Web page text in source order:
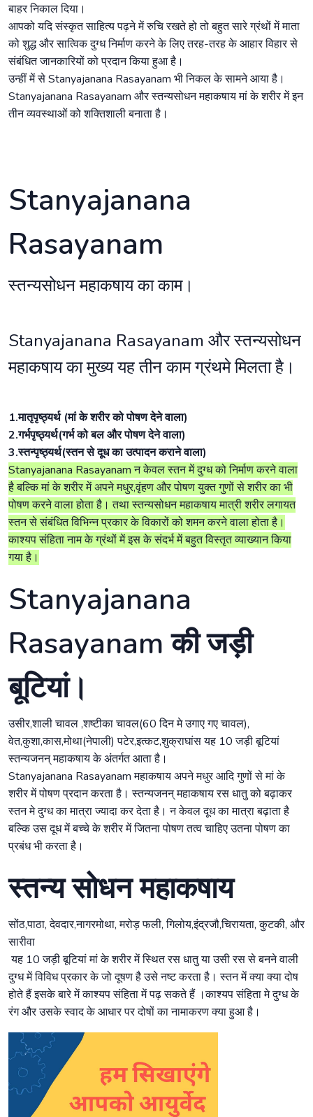
बाहर निकाल दिया।
आपको यदि संस्कृत साहित्य पढ़ने में रुचि रखते हो तो बहुत सारे ग्रंथों में माता
को शुद्ध और सात्विक दुग्ध निर्माण करने के लिए तरह-तरह के आहार विहार से
संबंधित जानकारियों को प्रदान किया हुआ है।
उन्हीं में से Stanyajanana Rasayanam भी निकल के सामने आया है।
Stanyajanana Rasayanam और स्तन्यसोधन महाकषाय मां के शरीर में इन
तीन व्यवस्थाओं को शक्तिशाली बनाता है।
Stanyajanana
Rasayanam
स्तन्यसोधन महाकषाय का काम।
Stanyajanana Rasayanam और स्तन्यसोधन
महाकषाय का मुख्य यह तीन काम ग्रंथमे मिलता है।
1.मातृपृष्ठ्यर्थ (मां के शरीर को पोषण देने वाला)
2.गर्भपृष्ठ्यर्थ(गर्भ को बल और पोषण देने वाला)
3.स्तन्पृष्ठ्यर्थ(स्तन से दूध का उत्पादन कराने वाला)
Stanyajanana Rasayanam न केवल स्तन में दुग्ध को निर्माण करने वाला
है बल्कि मां के शरीर में अपने मधुर,वृंहण और पोषण युक्त गुणों से शरीर का भी
पोषण करने वाला होता है। तथा स्तन्यसोधन महाकषाय मात्री शरीर लगायत
स्तन से संबंधित विभिन्न प्रकार के विकारों को शमन करने वाला होता है।
काश्यप संहिता नाम के ग्रंथों में इस के संदर्भ में बहुत विस्तृत व्याख्यान किया
गया है।
Stanyajanana
Rasayanam की जड़ी
बूटियां।
उसीर,शाली चावल ,शष्टीका चावल(60 दिन मे उगाए गए चावल),
वेत,कुशा,कास,मोथा(नेपाली) पटेर,इत्कट,शुक्राघांस यह 10 जड़ी बूटियां
स्तन्यजनन् महाकषाय के अंतर्गत आता है।
Stanyajanana Rasayanam महाकषाय अपने मधुर आदि गुणों से मां के
शरीर में पोषण प्रदान करता है। स्तन्यजनन् महाकषाय रस धातु को बढ़ाकर
स्तन मे दुग्ध का मात्रा ज्यादा कर देता है। न केवल दूध का मात्रा बढ़ाता है
बल्कि उस दूध में बच्चे के शरीर में जितना पोषण तत्व चाहिए उतना पोषण का
प्रबंध भी करता है।
स्तन्य सोधन महाकषाय
सोंठ,पाठा, देवदार,नागरमोथा, मरोड़ फली, गिलोय,इंद्रजौ,चिरायता, कुटकी, और
सारीवा
यह 10 जड़ी बूटियां मां के शरीर में स्थित रस धातु या उसी रस से बनने वाली
दुग्ध में विविध प्रकार के जो दूषण है उसे नष्ट करता है। स्तन में क्या क्या दोष
होते हैं इसके बारे में काश्यप संहिता में पढ़ सकते हैं ।काश्यप संहिता मे दुग्ध के
रंग और उसके स्वाद के आधार पर दोषों का नामाकरण क्या हुआ है।